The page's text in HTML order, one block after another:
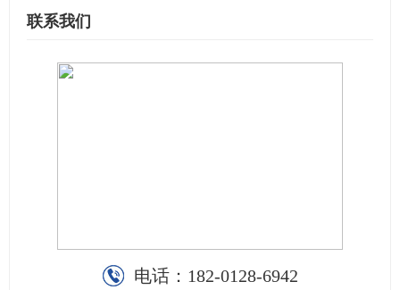
联系我们
电话： 182-0128-6942